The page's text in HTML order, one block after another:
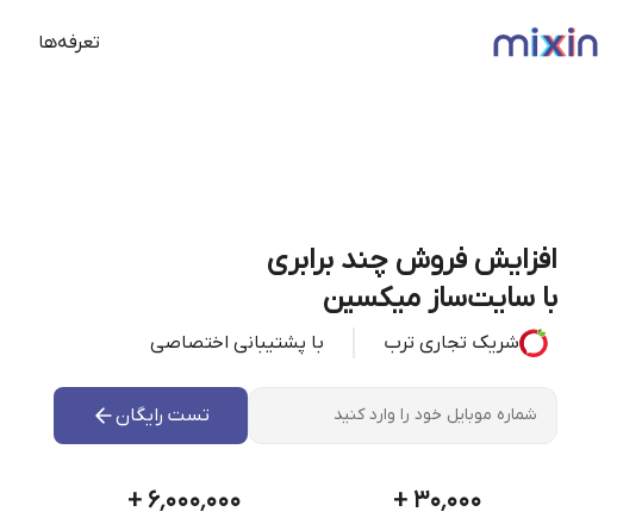
تعرفه‌ها
افزایش فروش چند برابری
با سایت‌ساز میکسین
شریک تجاری ترب با پشتیبانی اختصاصی
تست رایگان
۳۰٬۰۰۰ + ۶٬۰۰۰٬۰۰۰ +